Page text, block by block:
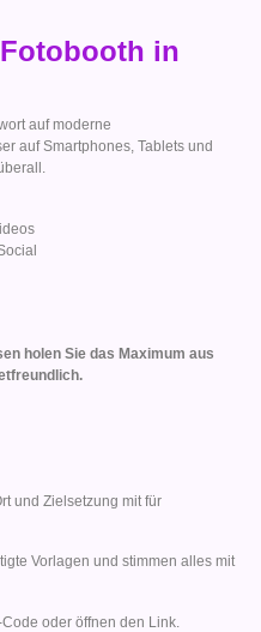
in
auf moderne
auf Smartphones, Tablets und
holen Sie das Maximum aus
und Zielsetzung mit für
Vorlagen und stimmen alles mit
oder öffnen den Link.